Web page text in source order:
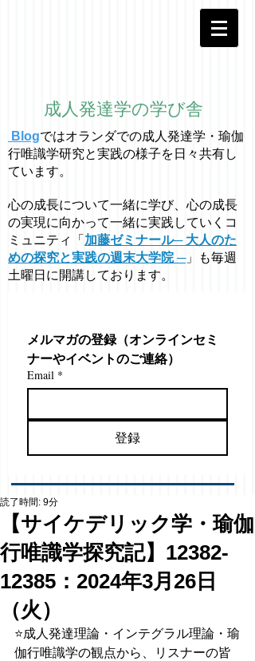
成人発達学の学び舎
Blogではオラ ンダでの成人発達学・ 瑜伽
行唯識学研究と実践の様子を日々共有し
ています。
心の成長について一緒に学び、心の成長
の実現に向かって一緒に実践していくコ
ミュニティ「 加藤ゼミナール─ 大人のた
めの探究と実践の週末大学院 ─」も毎週
土曜日に開講しております。
メルマガの登録（オンラインセミ
ナーやイベントのご連絡）
Email *
登録
【サイケデリック学・瑜伽
行唯識学探究記】12382-
12385：2024年3月26日
（火）
読了時間: 9分
⭐️成人発達理論・インテグラル理論・瑜
伽行唯識学の観点から、リスナーの皆